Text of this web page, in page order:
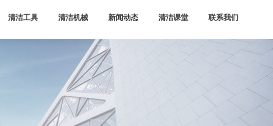
清洁工具 清洁机械 新闻动态 清洁课堂 联系我们